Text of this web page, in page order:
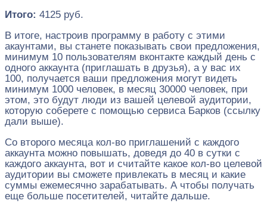
Итого: 4125 руб.
В итоге, настроив программу в работу с этими
акаунтами, вы станете показывать свои предложения,
минимум 10 пользователям вконтакте каждый день с
одного аккаунта (приглашать в друзья), а у вас их
100, получается ваши предложения могут видеть
минимум 1000 человек, в месяц 30000 человек, при
этом, это будут люди из вашей целевой аудитории,
которую соберете с помощью сервиса Барков (ссылку
дали выше).
Со второго месяца кол-во приглашений с каждого
аккаунта можно повышать, доведя до 40 в сутки с
каждого аккаунта, вот и считайте какое кол-во целевой
аудитории вы сможете привлекать в месяц и какие
суммы ежемесячно зарабатывать. А чтобы получать
еще больше посетителей, читайте дальше.